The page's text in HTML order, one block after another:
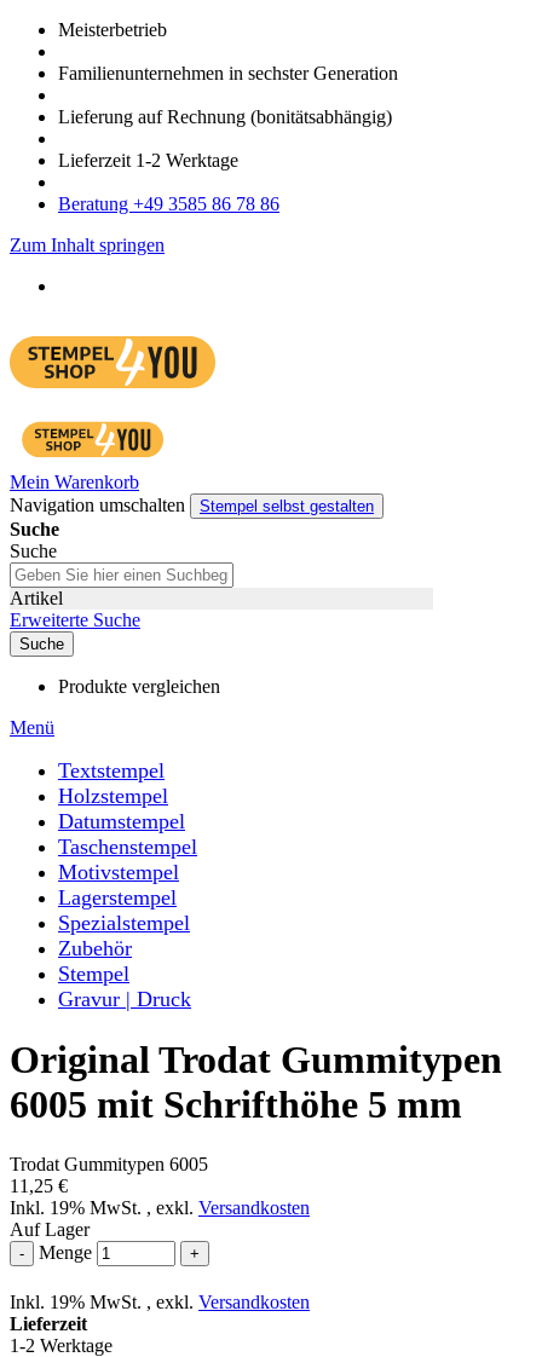
Meister­betrieb
Familien­unter­nehmen in sechster Gene­ration
Lieferung auf Rech­nung (bonitätsabhängig)
Liefer­zeit 1-2 Werk­tage
Bera­tung +49 3585 86 78 86
Zum Inhalt springen
Mein Warenkorb
Navigation umschalten
Stempel selbst gestalten
Suche
Suche
Artikel
Erweiterte Suche
Suche
Produkte vergleichen
Menü
Textstempel
Holzstempel
Datumstempel
Taschenstempel
Motivstempel
Lagerstempel
Spezialstempel
Zubehör
Stempel
Gravur | Druck
Original Trodat Gummitypen
6005 mit Schrifthöhe 5 mm
Trodat Gummitypen 6005
11,25 €
Inkl. 19% MwSt. , exkl. Versandkosten
Auf Lager
- Menge +
Inkl. 19% MwSt. , exkl. Versandkosten
Lieferzeit
1-2 Werktage